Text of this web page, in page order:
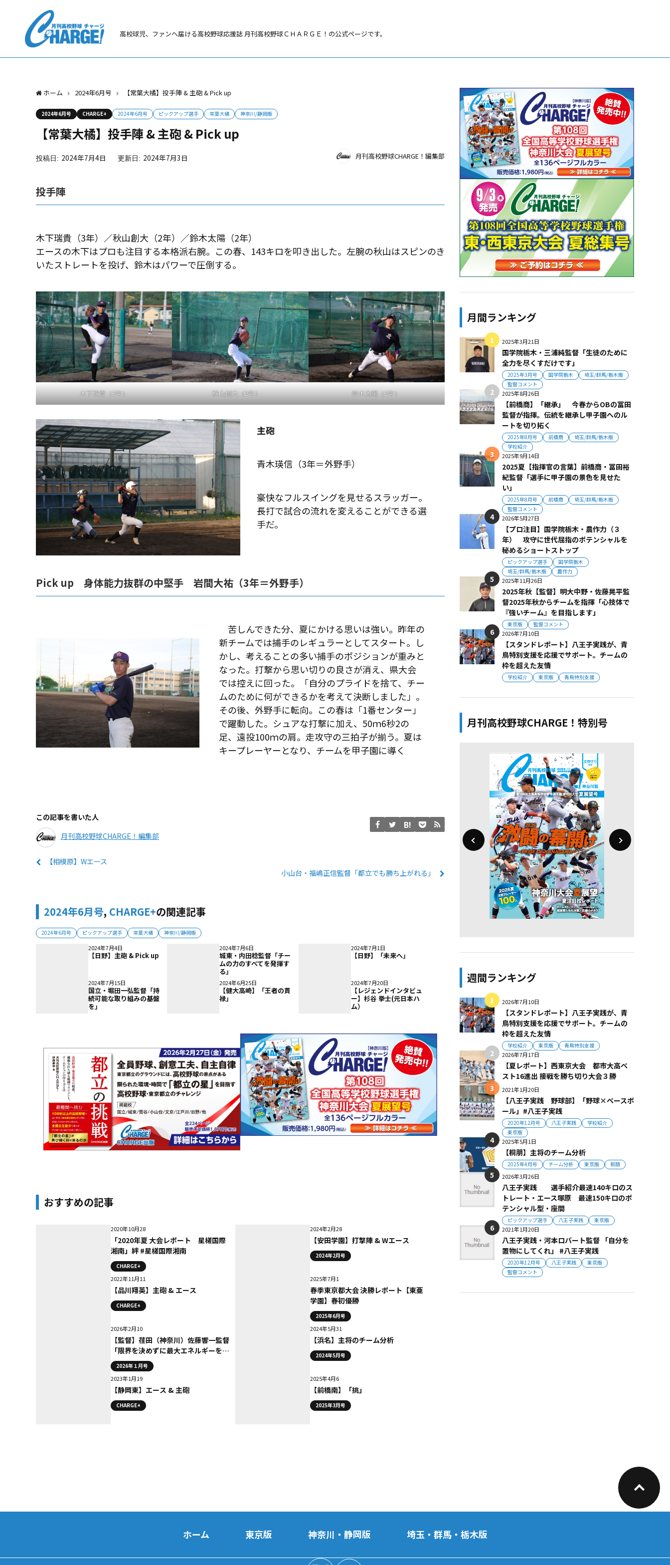
高校球児、ファンへ届ける高校野球応援誌 月刊高校野球ＣＨＡＲＧＥ！の公式ページです。
ホーム 2024年6月号 【常葉大橘】投手陣 & 主砲 & Pick up
2024年6月号 CHARGE+ 2024年6月号 ピックアップ選手 常葉大橘 神奈川/静岡版
【常葉大橘】投手陣 & 主砲 & Pick up
2024年7月4日 2024年7月3日 月刊高校野球CHARGE！編集部
投手陣
木下瑞貴（3年）／秋山創大（2年）／鈴木太陽（2年）
エースの木下はプロも注目する本格派右腕。この春、143キロを叩き出した。左腕の秋山はスピンのき
いたストレートを投げ、鈴木はパワーで圧倒する。
木下瑞貴（3年） 秋山創大（2年） 鈴木太陽（2年）
主砲
青木瑛信（3年＝外野手）
豪快なフルスイングを見せるスラッガー。
長打で試合の流れを変えることができる選
手だ。
Pick up 身体能力抜群の中堅手 岩間大祐（3年＝外野手）
苦しんできた分、夏にかける思いは強い。昨年の
新チームでは捕手のレギュラーとしてスタート。し
かし、考えることの多い捕手のポジションが重みと
なった。打撃から思い切りの良さが消え、県大会
では控えに回った。「自分のプライドを捨て、チー
ムのために何ができるかを考えて決断しました」。
その後、外野手に転向。この春は「1番センター」
で躍動した。シュアな打撃に加え、50ｍ6秒2の
足、遠投100ｍの肩。走攻守の三拍子が揃う。夏は
キープレーヤーとなり、チームを甲子園に導く
この記事を書いた人
月刊高校野球CHARGE！編集部
【相模原】Wエース
小山台・福嶋正信監督「都立でも勝ち上がれる」
2024年6月号, CHARGE+の関連記事
2024年6月号 ピックアップ選手 常葉大橘 神奈川/静岡版
2024年7月4日
【日野】主砲 & Pick up
2024年7月6日
城東・内田稔監督「チー
ムの力のすべてを発揮す
る」
2024年7月1日
【日野】「未来へ」
2024年7月15日
国立・堀田一弘監督「持
続可能な取り組みの基盤
を」
2024年6月25日
【健大高崎】「王者の貫
禄」
2024年7月20日
【レジェンドインタビュ
ー】杉谷 拳士(元日本ハ
ム）
おすすめの記事
2020年10月28
「2020年夏 大会レポート 星槎国際
湘南」絆 #星槎国際湘南
CHARGE+
2024年2月28
【安田学園】打撃陣 & Wエース
2024年2月号
2022年11月11
【品川翔英】主砲 & エース
CHARGE+
2025年7月1
春季東京都大会 決勝レポート【東亜
学園】春初優勝
2025年6月号
2026年2月10
【監督】荏田（神奈川）佐藤響一監督
「限界を決めずに最大エネルギーを発
揮してほしい」
2026年１月号
2024年5月31
【浜名】主将のチーム分析
2024年5月号
2023年1月19
【静岡東】エース & 主砲
CHARGE+
2025年4月6
【前橋南】「挑」
2025年3月号
月間ランキング
2025年3月21日
国学院栃木・三浦純監督「生徒のために
全力を尽くすだけです」
2025年3月号 国学院栃木
埼玉/群馬/栃木版
監督コメント
2025年8月26日
【前橋商】「継承」 今春からOBの冨田
監督が指揮。伝統を継承し甲子園へのル
ートを切り拓く
2025年8月号 前橋商
埼玉/群馬/栃木版
学校紹介
2025年9月14日
2025夏【指揮官の言葉】前橋商・冨田裕
紀監督「選手に甲子園の景色を見せた
い」
2025年8月号 前橋商
埼玉/群馬/栃木版
監督コメント
2026年5月27日
【プロ注目】国学院栃木・農作力（３
年） 攻守に世代屈指のポテンシャルを
秘めるショートストップ
ピックアップ選手
国学院栃木
埼玉/群馬/栃木版
農作力
2025年11月26日
2025年秋【監督】明大中野・佐藤晃平監
督2025年秋からチームを指揮「心技体で
『強いチーム』を目指します」
東京版 監督コメント
2026年7月10日
【スタンドレポート】八王子実践が、青
鳥特別支援を応援でサポート。チームの
枠を超えた友情
学校紹介 東京版 青鳥特別支援
月刊高校野球CHARGE！特別号
週間ランキング
2026年7月10日
【スタンドレポート】八王子実践が、青
鳥特別支援を応援でサポート。チームの
枠を超えた友情
学校紹介 東京版 青鳥特別支援
2026年7月17日
【夏レポート】西東京大会 都市大高ベ
スト16進出 接戦を勝ち切り大会３勝
2021年1月20日
【八王子実践 野球部】「野球×ベースボ
ール」#八王子実践
2020年12月号 八王子実践
学校紹介
東京版
2025年5月1日
【桐朋】主将のチーム分析
2025年4月号 チーム分析 東京版 桐朋
2026年3月26日
八王子実践 選手紹介最速140キロのス
トレート・エース塚原 最速150キロのポ
テンシャル型・座間
ピックアップ選手 八王子実践 東京版
2021年1月20日
八王子実践・河本ロバート監督 「自分を
置物にしてくれ」 #八王子実践
2020年12月号 八王子実践
東京版
監督コメント
ホーム 東京版 神奈川・静岡版 埼玉・群馬・栃木版